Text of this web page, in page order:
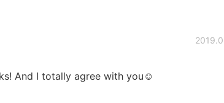
And I totally agree with you☺️